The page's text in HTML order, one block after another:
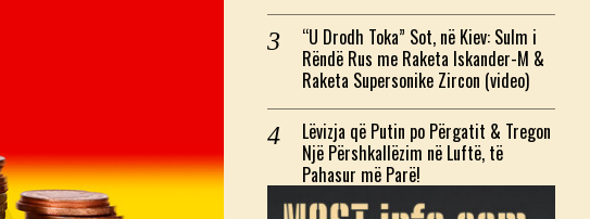
“U Drodh Toka” Sot, në Kiev: Sulm i
Rëndë Rus me Raketa Iskander-M &
Raketa Supersonike Zircon (video)
Lëvizja që Putin po Përgatit & Tregon
Një Përshkallëzim në Luftë, të
Pahasur më Parë!